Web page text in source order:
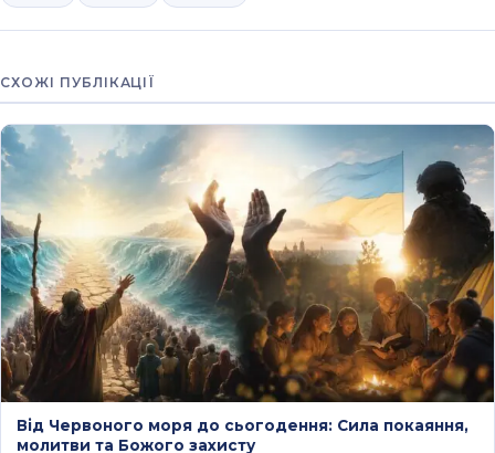
СХОЖІ ПУБЛІКАЦІЇ
Від Червоного моря до сьогодення: Сила покаяння,
молитви та Божого захисту